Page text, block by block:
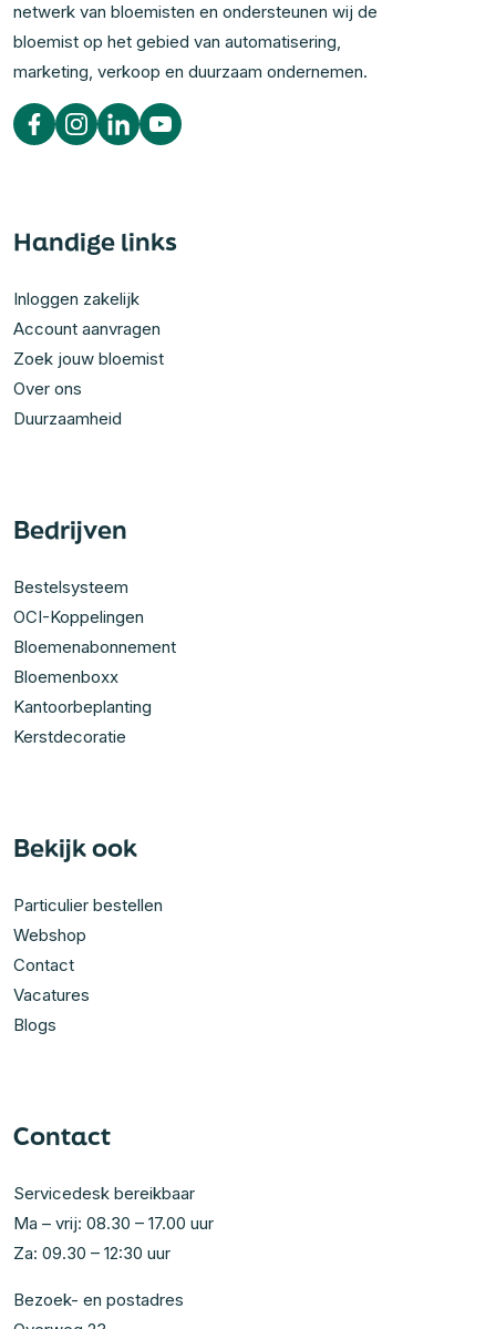
netwerk van bloemisten en ondersteunen wij de
bloemist op het gebied van automatisering,
marketing, verkoop en duurzaam ondernemen.
Handige links
Inloggen zakelijk
Account aanvragen
Zoek jouw bloemist
Over ons
Duurzaamheid
Bedrijven
Bestelsysteem
OCI-Koppelingen
Bloemenabonnement
Bloemenboxx
Kantoorbeplanting
Kerstdecoratie
Bekijk ook
Particulier bestellen
Webshop
Contact
Vacatures
Blogs
Contact
Servicedesk bereikbaar
Ma – vrij: 08.30 – 17.00 uur
Za: 09.30 – 12:30 uur
Bezoek- en postadres